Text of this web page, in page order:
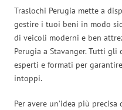
Traslochi Perugia mette a
gestire i tuoi beni in modo
di veicoli moderni e ben
Perugia a Stavanger. Tutti
esperti e formati per
intoppi.
Per avere un’idea più